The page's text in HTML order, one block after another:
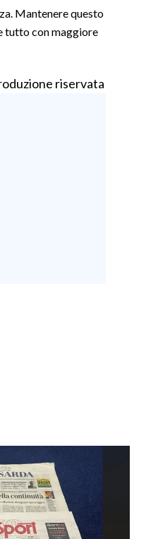
Mantenere questo
tutto con maggiore
riservata